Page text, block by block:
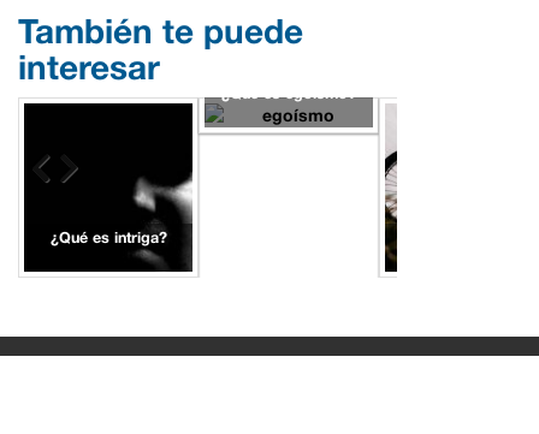
También te puede
interesar
¿Qué es intriga?